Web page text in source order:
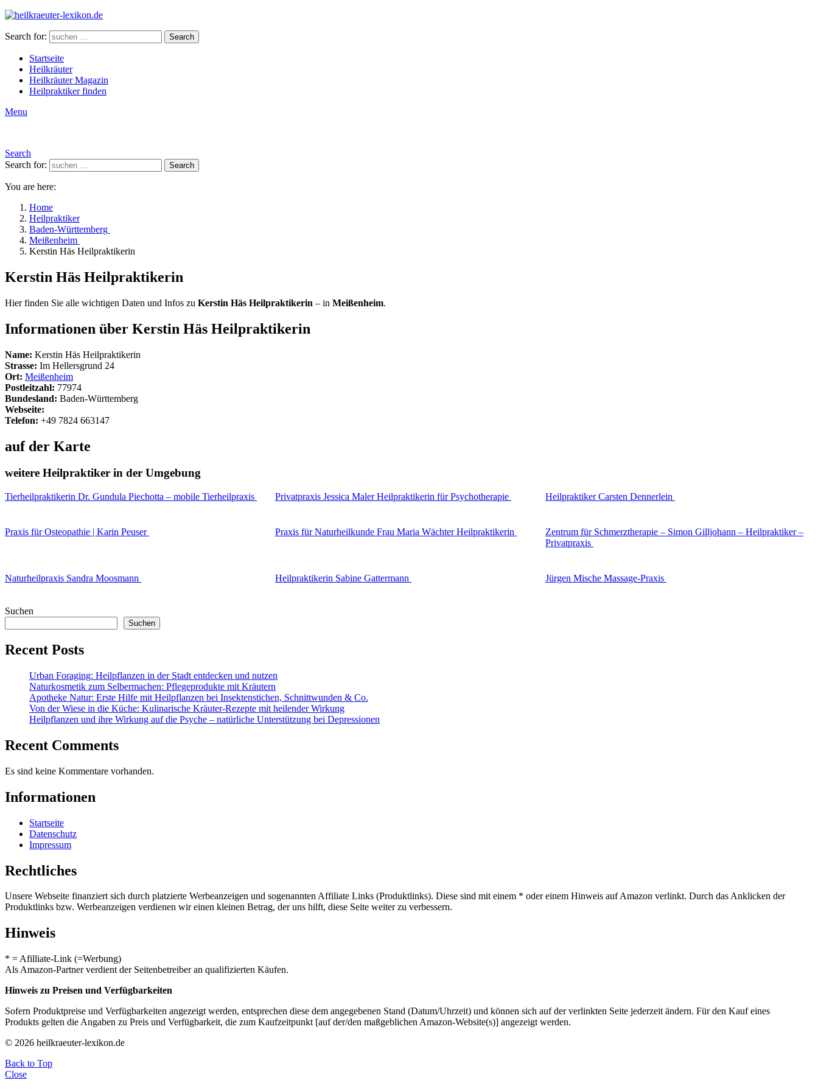
Search for: Search
Startseite
Heilkräuter
Heilkräuter Magazin
Heilpraktiker finden
Menu
Search
Search for:
Search
You are here:
Home
Heilpraktiker
Baden-Württemberg
Meißenheim
Kerstin Häs Heilpraktikerin
Kerstin Häs Heilpraktikerin
Hier finden Sie alle wichtigen Daten und Infos zu Kerstin Häs Heilpraktikerin – in Meißenheim.
Informationen über Kerstin Häs Heilpraktikerin
Name: Kerstin Häs Heilpraktikerin
Strasse: Im Hellersgrund 24
Ort: Meißenheim
Postleitzahl: 77974
Bundesland: Baden-Württemberg
Webseite:
Telefon: +49 7824 663147
auf der Karte
weitere Heilpraktiker in der Umgebung
Tierheilpraktikerin Dr. Gundula Piechotta – mobile Tierheilpraxis Privatpraxis Jessica Maler Heilpraktikerin für Psychotherapie Heilpraktiker Carsten Dennerlein
Praxis für Osteopathie | Karin Peuser Praxis für Naturheilkunde Frau Maria Wächter Heilpraktikerin
Zentrum für Schmerztherapie – Simon Gilljohann – Heilpraktiker –
Privatpraxis
Naturheilpraxis Sandra Moosmann Heilpraktikerin Sabine Gattermann Jürgen Mische Massage-Praxis
Suchen
Suchen
Recent Posts
Urban Foraging: Heilpflanzen in der Stadt entdecken und nutzen
Naturkosmetik zum Selbermachen: Pflegeprodukte mit Kräutern
Apotheke Natur: Erste Hilfe mit Heilpflanzen bei Insektenstichen, Schnittwunden & Co.
Von der Wiese in die Küche: Kulinarische Kräuter-Rezepte mit heilender Wirkung
Heilpflanzen und ihre Wirkung auf die Psyche – natürliche Unterstützung bei Depressionen
Recent Comments
Es sind keine Kommentare vorhanden.
Informationen
Startseite
Datenschutz
Impressum
Rechtliches
Unsere Webseite finanziert sich durch platzierte Werbeanzeigen und sogenannten Affiliate Links (Produktlinks). Diese sind mit einem * oder einem Hinweis auf Amazon verlinkt. Durch das Anklicken der
Produktlinks bzw. Werbeanzeigen verdienen wir einen kleinen Betrag, der uns hilft, diese Seite weiter zu verbessern.
Hinweis
* = Afilliate-Link (=Werbung)
Als Amazon-Partner verdient der Seitenbetreiber an qualifizierten Käufen.
Hinweis zu Preisen und Verfügbarkeiten
Sofern Produktpreise und Verfügbarkeiten angezeigt werden, entsprechen diese dem angegebenen Stand (Datum/Uhrzeit) und können sich auf der verlinkten Seite jederzeit ändern. Für den Kauf eines
Produkts gelten die Angaben zu Preis und Verfügbarkeit, die zum Kaufzeitpunkt [auf der/den maßgeblichen Amazon-Website(s)] angezeigt werden.
© 2026 heilkraeuter-lexikon.de
Back to Top
Close